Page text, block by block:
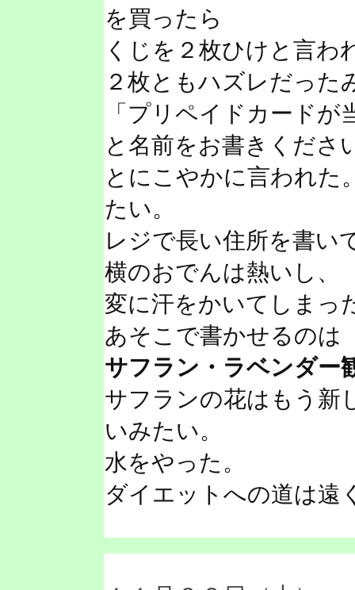
を買ったら
くじを２枚ひけと言わ
２枚ともハズレだった
「プリペイドカード
と名前をお書きくださ
とにこやかに言われた
たい。
レジで長い住所を書い
横のおでんは熱いし、
変に汗をかいてしまっ
あそこで書かせるの
サフラン・ラベンダー
サフランの花はもう新
いみたい。
水をやった。
ダイエットへの道は遠